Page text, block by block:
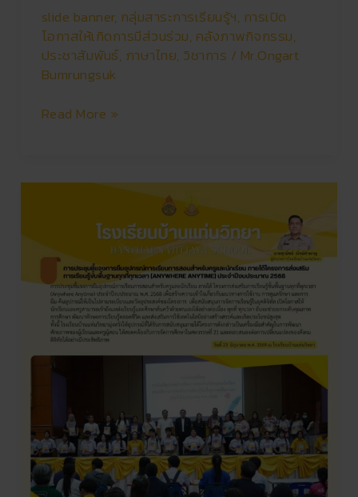
slide banner, กลุ่มสาระการเรียนรู้ฯ, การเปิด
โอกาสให้เกิดการมีส่วนร่วม, คลังภาพกิจกรรม,
ประชาสัมพันธ์, ภาษาไทย, วิชาการ / Mr.Ongart
Bumrungsuk
Read More »
ประชุม
ชี้แจง
การ
ยืม
อุปกรณ์
การ
สำหรับ
ครู
และ
นักเรียน